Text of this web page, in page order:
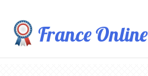
France Online